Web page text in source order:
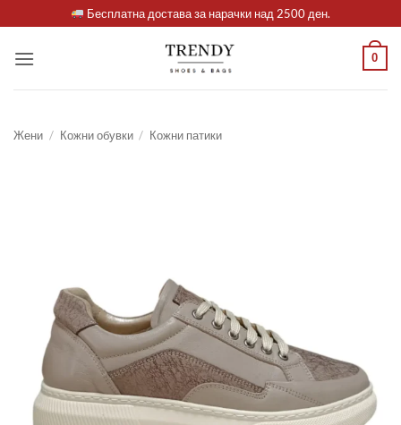
to
content
Бесплатна достава за нарачки над 2500 ден.
0
Жени / Кожни обувки / Кожни патики